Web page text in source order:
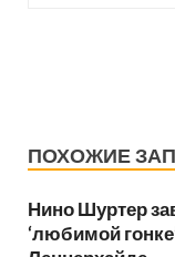
ПОХОЖИЕ
Нино Шуртер
‘любимой